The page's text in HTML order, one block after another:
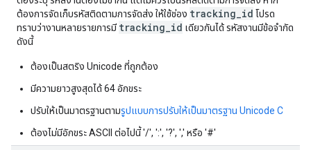
ต้องการจัดเก็บรหัสติดตามการจัดส่ง ให้ใช้ช่อง tracking_id โปรด
ทราบว่างานหลายรายการมี tracking_id เดียวกันได้ รหัสงานมีข้อจำกัด
ดังนี้
ต้องเป็นสตริง Unicode ที่ถูกต้อง
มีความยาวสูงสุดได้ 64 อักขระ
ปรับให้เป็นมาตรฐานตามรูปแบบการปรับให้เป็นมาตรฐาน Unicode C
ต้องไม่มีอักขระ ASCII ต่อไปนี้ '/', ':', '?', ',' หรือ '#'